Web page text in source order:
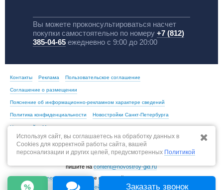
Вы можете проконсультироваться насчет
покупки самостоятельно по номеру +7 (812)
385-04-65ежедневно с 9:00 до 20:00
Контакты Реклама Пользовательское соглашение
Соглашение о размещении
Пояснение об информационно-рекламном характере сведений
Политика конфиденциальности Новостройки Санкт-Петербурга
Новостройки Москвы
По всем вопросам, связанным с актуальностью информации на портале,
пишите наcontent@novostroy-gid.ru
© 2013-2026 -novostroy-gid.ru- Все новостройки Санкт-Петербурга и области |
Все новостройки Москвы и области
Используя сайт, вы соглашаетесь на обработку данных в
Cookies для корректной работы сайта, вашей
персонализации и других целей, предусмотренных Политикой
Заказать звонок